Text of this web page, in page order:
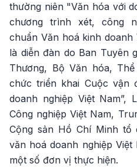
thường niên "Văn hóa với
chương trình xét, công
chuẩn Văn hoá kinh
là diễn đàn do Ban Tuyên
Thương, Bộ Văn hóa,
chức triển khai Cuộc vận
doanh nghiệp Việt Nam”,
Công nghiệp Việt Nam,
Cộng sản Hồ Chí Minh tổ
văn hoá doanh nghiệp
một số đơn vị thực hiện.